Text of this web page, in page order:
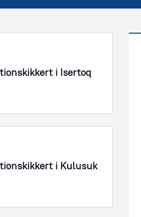
i Isertoq
i Kulusuk